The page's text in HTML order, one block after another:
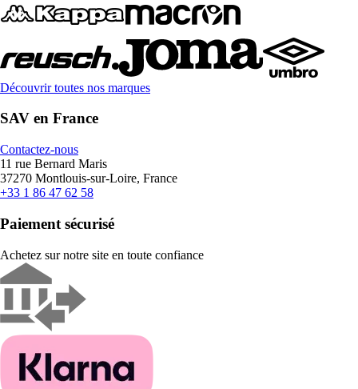
Découvrir toutes nos marques
SAV en France
Contactez-nous
11 rue Bernard Maris
37270 Montlouis-sur-Loire, France
+33 1 86 47 62 58
Paiement sécurisé
Achetez sur notre site en toute confiance